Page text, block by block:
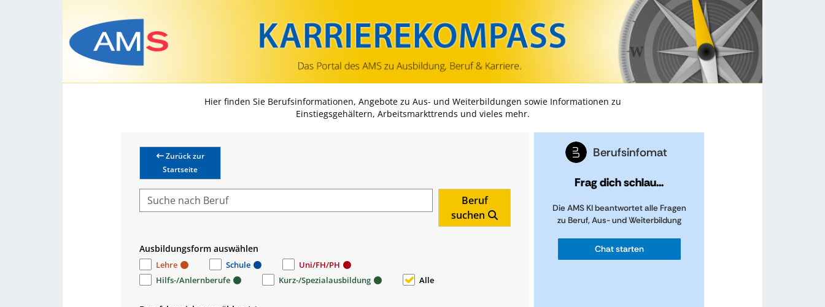
Zum Inhalt springen
Zum Navmenü springen
Zur Suche springen
Zur Footer springen
Hier finden Sie Berufsinformationen, Angebote zu Aus- und Weiterbildungen sowie Informationen zu
Einstiegsgehältern, Arbeitsmarkttrends und vieles mehr.
Zurück zur
Startseite
Beruf
suchen
Ausbildungsform auswählen
Lehre Schule
Uni/FH/PH
Hilfs-/Anlernberufe
Kurz-/Spezialausbildung Alle
Berufsinfomat
Frag dich schlau...
Die AMS KI beantwortet alle Fragen
zu Beruf, Aus- und Weiterbildung
Chat starten